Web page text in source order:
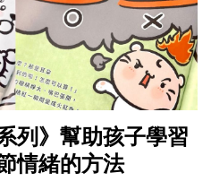
列》幫助孩子學習
情緒的方法